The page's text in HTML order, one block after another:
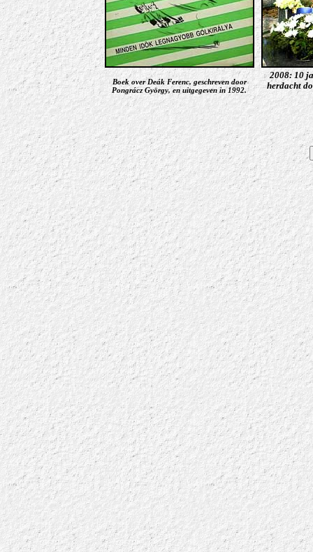
Boek over Deák Ferenc, geschreven door
Pongrácz György, en uitgegeven in 1992.
2008: 10
herdacht